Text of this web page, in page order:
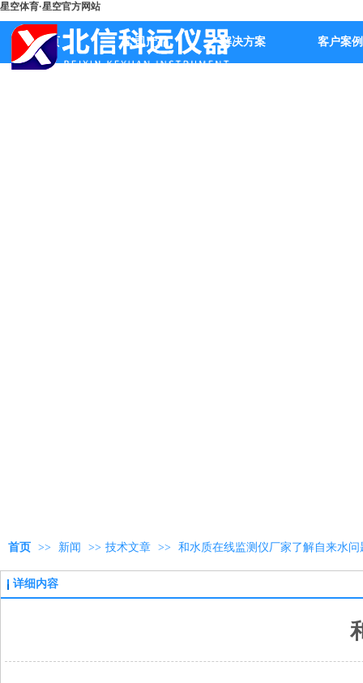
星空体育·星空官方网站
首页 公司产品 解决方案 客户案例
首页 >> 新闻 >> 技术文章 >> 和水质在线监测仪厂家了解自来水问
详细内容